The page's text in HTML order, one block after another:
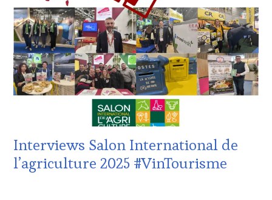
VOUCHER
WINE
TOURISM
FAME,
WINE
TOURISM
TOUR,
WINE
WINETASTINGVOUCHER.COM
WINE
TASTING
VOUCHER,
DOMAINE
VITICOLE,
ADHÉRENT,
VIN
TOURISME,
DU
VIN
ET
Interviews Salon International de
l’agriculture 2025 #VinTourisme